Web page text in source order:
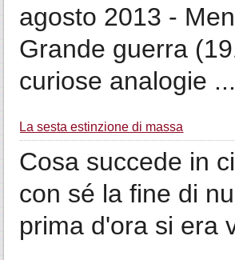
agosto 2013 -
Grande guerra
curiose analogie ...
La sesta estinzione di massa
Cosa succede in
con sé la fine di
prima d'ora si era